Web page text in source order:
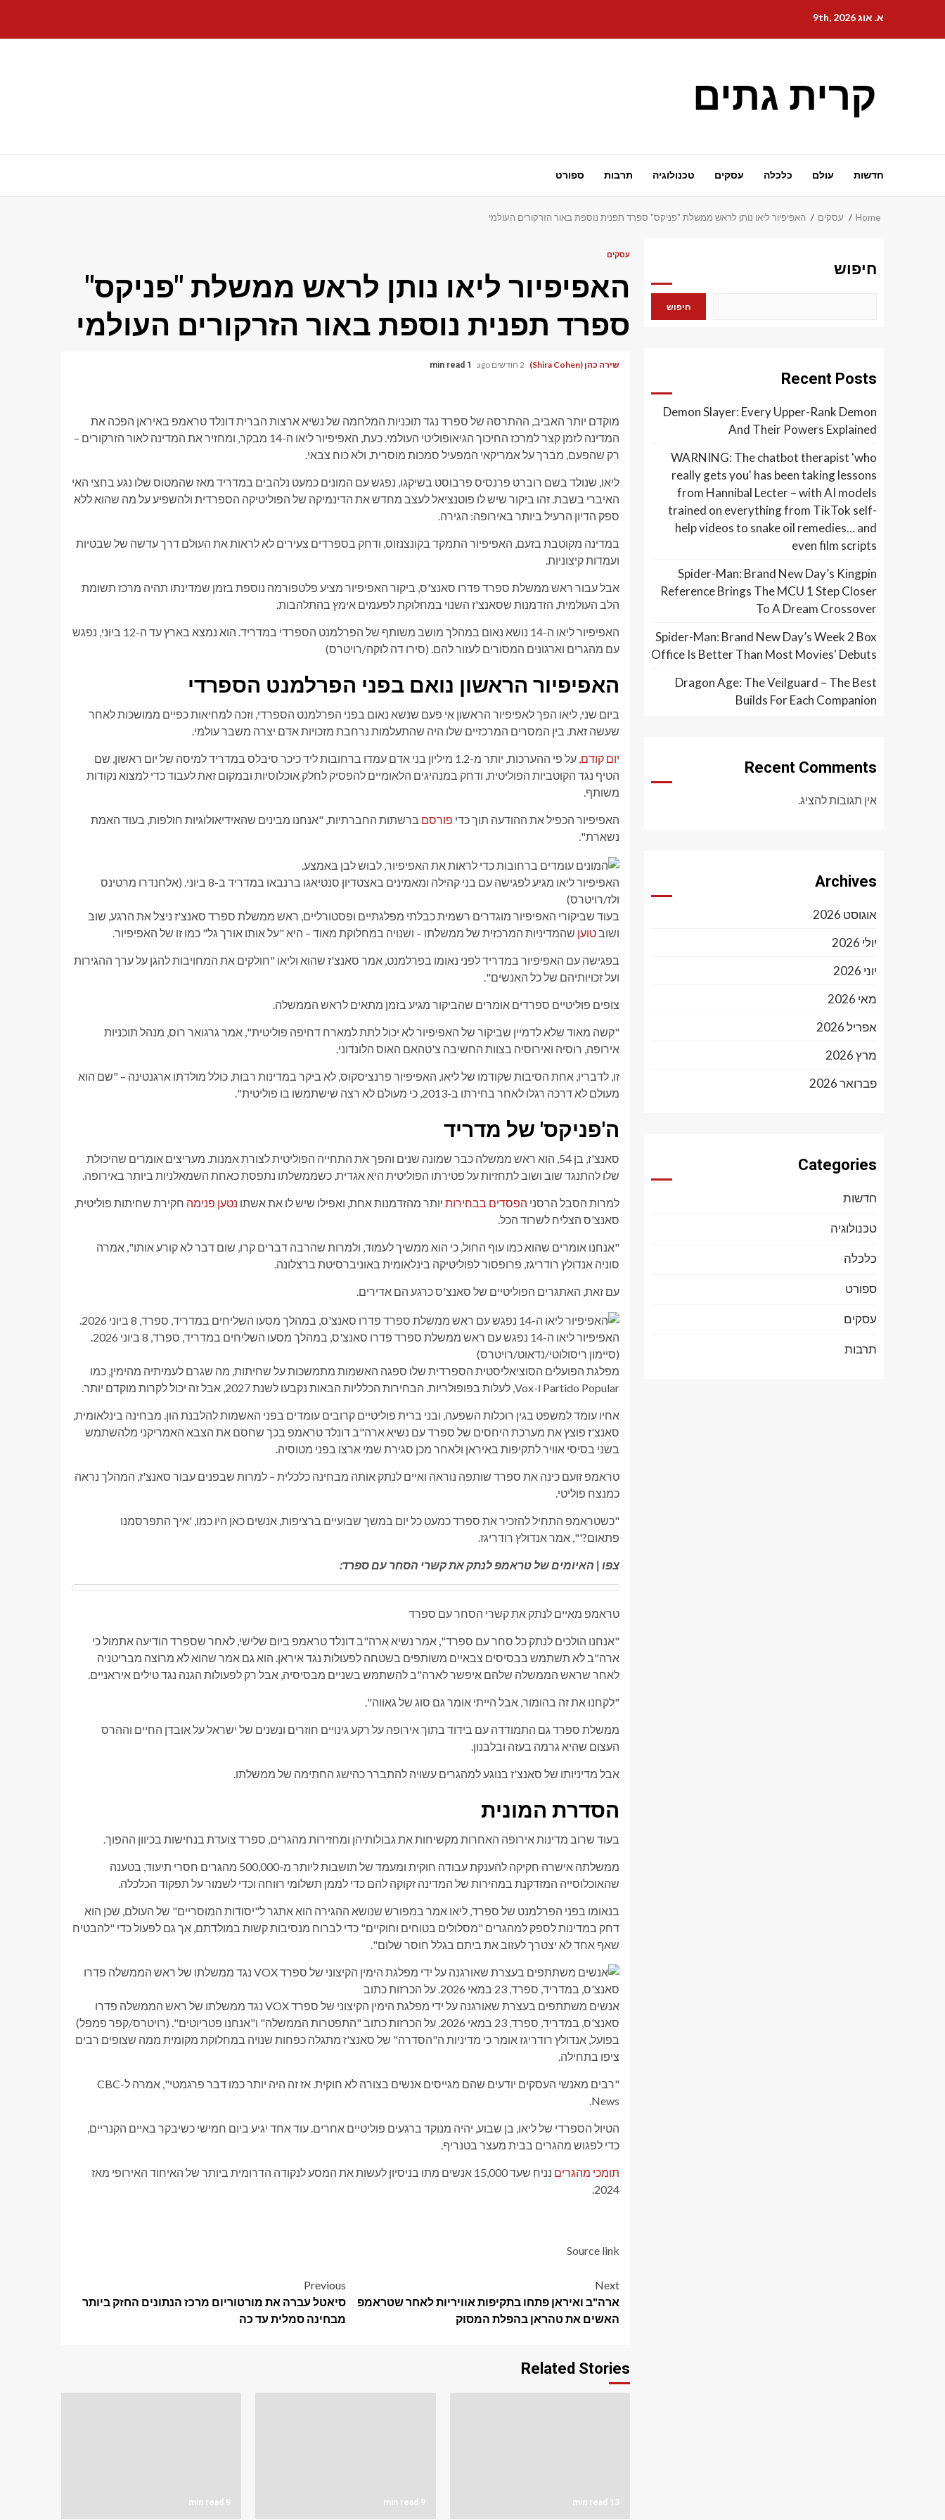
content
א. אוג 9th, 2026
קרית גתים
חדשות עולם כלכלה עסקים טכנולוגיה תרבות ספורט
Home עסקים האפיפיור ליאו נותן לראש ממשלת "פניקס" ספרד תפנית נוספת באור הזרקורים העולמי
עסקים
האפיפיור ליאו נותן לראש ממשלת "פניקס"
ספרד תפנית נוספת באור הזרקורים העולמי
שירה כהן (Shira Cohen) 2 חודשים ago 1 min read
מוקדם יותר האביב, ההתרסה של ספרד נגד תוכניות המלחמה של נשיא ארצות הברית דונלד טראמפ באיראן הפכה את
המדינה לזמן קצר למרכז החיכוך הגיאופוליטי העולמי. כעת, האפיפיור ליאו ה-14 מבקר, ומחזיר את המדינה לאור הזרקורים –
רק שהפעם, מברך על אמריקאי המפעיל סמכות מוסרית, ולא כוח צבאי.
ליאו, שנולד בשם רוברט פרנסיס פרבוסט בשיקגו, נפגש עם המונים כמעט נלהבים במדריד מאז שהמטוס שלו נגע בחצי האי
האיברי בשבת. זהו ביקור שיש לו פוטנציאל לעצב מחדש את הדינמיקה של הפוליטיקה הספרדית ולהשפיע על מה שהוא ללא
ספק הדיון הרעיל ביותר באירופה: הגירה.
במדינה מקוטבת בזעם, האפיפיור התמקד בקונצנזוס, ודחק בספרדים צעירים לא לראות את העולם דרך עדשה של שבטיות
ועמדות קיצוניות.
אבל עבור ראש ממשלת ספרד פדרו סאנצ'ס, ביקור האפיפיור מציע פלטפורמה נוספת בזמן שמדינתו תהיה מרכז תשומת
הלב העולמית, הזדמנות שסאנצ'ז השנוי במחלוקת לפעמים אימץ בהתלהבות.
האפיפיור ליאו ה-14 נושא נאום במהלך מושב משותף של הפרלמנט הספרדי במדריד. הוא נמצא בארץ עד ה-12 ביוני, נפגש
עם מהגרים וארגונים המסורים לעזור להם. (סירו דה לוקה/רויטרס)
האפיפיור הראשון נואם בפני הפרלמנט הספרדי
ביום שני, ליאו הפך לאפיפיור הראשון אי פעם שנשא נאום בפני הפרלמנט הספרדי, וזכה למחיאות כפיים ממושכות לאחר
שעשה זאת. בין המסרים המרכזיים שלו היה שהתעלמות נרחבת מזכויות אדם יצרה משבר עולמי.
יום קודם,
על פי ההערכות, יותר מ-1.2 מיליון בני אדם עמדו ברחובות ליד כיכר סיבלס במדריד למיסה של יום ראשון, שם
הטיף נגד הקוטביות הפוליטית, ודחק במנהיגים הלאומיים להפסיק לחלק אוכלוסיות ובמקום זאת לעבוד כדי למצוא נקודות
משותף.
האפיפיור הכפיל את ההודעה תוך כדי פורסם ברשתות החברתיות, "אנחנו מבינים שהאידיאולוגיות חולפות, בעוד האמת
נשארת".
האפיפיור ליאו מגיע לפגישה עם בני קהילה ומאמינים באצטדיון סנטיאגו ברנבאו במדריד ב-8 ביוני.
(אלחנדרו מרטינס
ולז/רויטרס)
בעוד שביקורי האפיפיור מוגדרים רשמית כבלתי מפלגתיים ופסטורליים, ראש ממשלת ספרד סאנצ'ז ניצל את הרגע, שוב
ושוב טוען שהמדיניות המרכזית של ממשלתו – ושנויה במחלוקת מאוד – היא "על אותו אורך גל" כמו זו של האפיפיור.
בפגישה עם האפיפיור במדריד לפני נאומו בפרלמנט, אמר סאנצ'ז שהוא וליאו "חולקים את המחויבות להגן על ערך ההגירות
ועל זכויותיהם של כל האנשים".
צופים פוליטיים ספרדים אומרים שהביקור מגיע בזמן מתאים לראש הממשלה.
"קשה מאוד שלא לדמיין שביקור של האפיפיור לא יכול לתת למארח דחיפה פוליטית", אמר גרגואר רוס, מנהל תוכניות
אירופה, רוסיה ואירוסיה בצוות החשיבה צ'טהאם האוס הלונדוני.
זו, לדבריו, אחת הסיבות שקודמו של ליאו, האפיפיור פרנציסקוס, לא ביקר במדינות רבות, כולל מולדתו ארגנטינה – "שם הוא
מעולם לא דרכה רגלו לאחר בחירתו ב-2013, כי מעולם לא רצה שישתמשו בו פוליטית".
ה'פניקס' של מדריד
סאנצ'ז, בן 54, הוא ראש ממשלה כבר שמונה שנים והפך את התחייה הפוליטית לצורת אמנות. מעריצים אומרים שהיכולת
שלו להתנגד שוב ושוב לתחזיות על פטירתו הפוליטית היא אגדית, כשממשלתו נתפסת כאחת השמאלניות ביותר באירופה.
למרות הסבל הרסני הפסדים בבחירות יותר מהזדמנות אחת, ואפילו שיש לו את אשתו נטען פנימה חקירת שחיתות פוליטית,
סאנצ'ס הצליח לשרוד הכל.
"אנחנו אומרים שהוא כמו עוף החול, כי הוא ממשיך לעמוד, ולמרות שהרבה דברים קרו, שום דבר לא קורע אותו", אמרה
סוניה אנדולץ רודריגז, פרופסור לפוליטיקה בינלאומית באוניברסיטת ברצלונה.
עם זאת, האתגרים הפוליטיים של סאנצ'ס כרגע הם אדירים.
האפיפיור ליאו ה-14 נפגש עם ראש ממשלת ספרד פדרו סאנצ'ס, במהלך מסעו השליחים במדריד, ספרד, 8 ביוני 2026.
(סיימון ריסולוטי/נדאוט/רויטרס)
מפלגת הפועלים הסוציאליסטית הספרדית שלו ספגה האשמות מתמשכות על שחיתות, מה שגרם לעמיתיה מהימין, כמו
Partido Popular ו-Vox, לעלות בפופולריות. הבחירות הכלליות הבאות נקבעו לשנת 2027, אבל זה יכול לקרות מוקדם יותר.
אחיו עומד למשפט בגין רוכלות השפעה, ובני ברית פוליטיים קרובים עומדים בפני האשמות להלבנת הון. מבחינה בינלאומית,
סאנצ'ז פוצץ את מערכת היחסים של ספרד עם נשיא ארה"ב דונלד טראמפ בכך שחסם את הצבא האמריקני מלהשתמש
בשני בסיסי אוויר לתקיפות באיראן ולאחר מכן סגירת שמי ארצו בפני מטוסיה.
טראמפ זועם כינה את ספרד שותפה נוראה ואיים לנתק אותה מבחינה כלכלית – למרות שבפנים עבור סאנצ'ז, המהלך נראה
כמנצח פוליטי.
"כשטראמפ התחיל להזכיר את ספרד כמעט כל יום במשך שבועיים ברציפות, אנשים כאן היו כמו, 'איך התפרסמנו
פתאום?'", אמר אנדולץ רודריגז.
צפו | האיומים של טראמפ לנתק את קשרי הסחר עם ספרד:
טראמפ מאיים לנתק את קשרי הסחר עם ספרד
"אנחנו הולכים לנתק כל סחר עם ספרד", אמר נשיא ארה"ב דונלד טראמפ ביום שלישי, לאחר שספרד הודיעה אתמול כי
ארה"ב לא תשתמש בבסיסים צבאיים משותפים בשטחה לפעולות נגד איראן. הוא גם אמר שהוא לא מרוצה מבריטניה
לאחר שראש הממשלה שלהם איפשר לארה"ב להשתמש בשניים מבסיסיה, אבל רק לפעולות הגנה נגד טילים איראניים.
"לקחנו את זה בהומור, אבל הייתי אומר גם סוג של גאווה".
ממשלת ספרד גם התמודדה עם בידוד בתוך אירופה על רקע גינויים חוזרים ונשנים של ישראל על אובדן החיים וההרס
העצום שהיא גרמה בעזה ובלבנון.
אבל מדיניותו של סאנצ'ז בנוגע למהגרים עשויה להתברר כהישג החתימה של ממשלתו.
הסדרת המונית
בעוד שרוב מדינות אירופה האחרות מקשיחות את גבולותיהן ומחזירות מהגרים, ספרד צועדת בנחישות בכיוון ההפוך.
ממשלתה אישרה חקיקה להענקת עבודה חוקית ומעמד של תושבות ליותר מ-500,000 מהגרים חסרי תיעוד, בטענה
שהאוכלוסייה המזדקנת במהירות של המדינה זקוקה להם כדי לממן תשלומי רווחה וכדי לשמור על תפקוד הכלכלה.
בנאומו בפני הפרלמנט של ספרד, ליאו אמר במפורש שנושא ההגירה הוא אתגר ל"יסודות המוסריים" של העולם, שכן הוא
דחק במדינות לספק למהגרים "מסלולים בטוחים וחוקיים" כדי לברוח מנסיבות קשות במולדתם, אך גם לפעול כדי "להבטיח
שאף אחד לא יצטרך לעזוב את ביתם בגלל חוסר שלום".
אנשים משתתפים בעצרת שאורגנה על ידי מפלגת הימין הקיצוני של ספרד VOX נגד ממשלתו של ראש הממשלה פדרו
סאנצ'ס, במדריד, ספרד, 23 במאי 2026. על הכרזות כתוב "התפטרות הממשלה" ו"אנחנו פטריוטים".
(רויטרס/קפר פמפל)
בפועל, אנדולץ רודריגז אומר כי מדיניות ה"הסדרה" של סאנצ'ז מתגלה כפחות שנויה במחלוקת מקומית ממה שצופים רבים
ציפו בתחילה.
"רבים מאנשי העסקים יודעים שהם מגייסים אנשים בצורה לא חוקית. אז זה היה יותר כמו דבר פרגמטי", אמרה ל-CBC
News.
הטיול הספרדי של ליאו, בן שבוע, יהיה מנוקד ברגעים פוליטיים אחרים. עוד אחד יגיע ביום חמישי כשיבקר באיים הקנריים,
כדי לפגוש מהגרים בבית מעצר בטנריף.
תומכי מהגרים
נניח שעד 15,000 אנשים מתו בניסיון לעשות את המסע לנקודה הדרומית ביותר של האיחוד האירופי מאז
2024.
Source link
Post
navigation
Previous
סיאטל עברה את מורטוריום מרכז הנתונים החזק ביותר
מבחינה סמלית עד כה
Next
ארה"ב ואיראן פתחו בתקיפות אוויריות לאחר שטראמפ
האשים את טהראן בהפלת המסוק
Related Stories
13 min read
9 min read
9 min read
חיפוש
חיפוש
Recent Posts
Demon Slayer: Every Upper-Rank Demon
And Their Powers Explained
WARNING: The chatbot therapist 'who
really gets you' has been taking lessons
from Hannibal Lecter – with AI models
trained on everything from TikTok self-
help videos to snake oil remedies… and
even film scripts
Spider-Man: Brand New Day’s Kingpin
Reference Brings The MCU 1 Step Closer
To A Dream Crossover
Spider-Man: Brand New Day’s Week 2 Box
Office Is Better Than Most Movies' Debuts
Dragon Age: The Veilguard – The Best
Builds For Each Companion
Recent Comments
אין תגובות להציג.
Archives
אוגוסט 2026
יולי 2026
יוני 2026
מאי 2026
אפריל 2026
מרץ 2026
פברואר 2026
Categories
חדשות
טכנולוגיה
כלכלה
ספורט
עסקים
תרבות